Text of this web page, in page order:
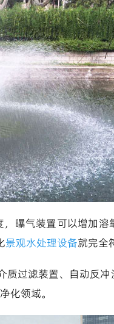
曝气装置可以增加
景观水处理设备就完全
过滤装置、自动反
化领域。